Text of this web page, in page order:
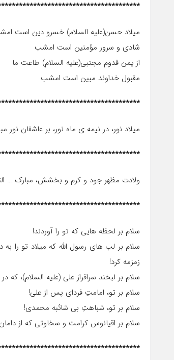
میلاد حسن(علیه السلام) خسرو دین است
شادی و سرور مؤمنین است امشب
از یمن قدوم مجتبی(علیه السلام) طاعت ما
مقبول خداوند مبین است امشب
میلاد نور، در نیمه ی ماه نور، بر عاشقان نور
ولادت مظهر جود و کرم و بخشش، مبارک …
سلام بر لحظه‏ هایی که تو را آوردند!
سلام بر لب‏ های رسول اللّه‏ که میلاد تو را
زمزمه کرد!
سلام بر لبخند سرافراز علی (علیه السلام)، که
سلام بر تو، امامتِ فردای پس از علی!
سلام بر تو، شباهتِ بی‏ شائبه محمدی!
سلام بر اقیانوس کرامت و سخاوتی که از